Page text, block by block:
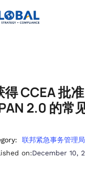
CCEA 批
2.0 的常
联邦紧急事务管理局
on:December 10,